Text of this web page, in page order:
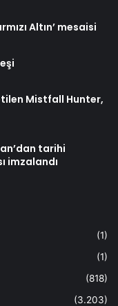
Altın’ mesaisi
Mistfall Hunter,
tarihi
imzalandı
(1)
(1)
(818)
(3.203)